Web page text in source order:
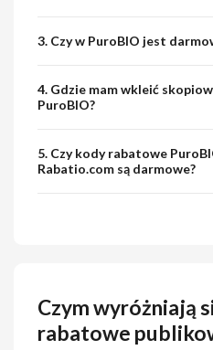
3. Czy w PuroBIO jest
4. Gdzie mam wkleić
PuroBIO?
5. Czy kody rabatowe
Rabatio.com są darmowe?
Czym wyróżniają
rabatowe